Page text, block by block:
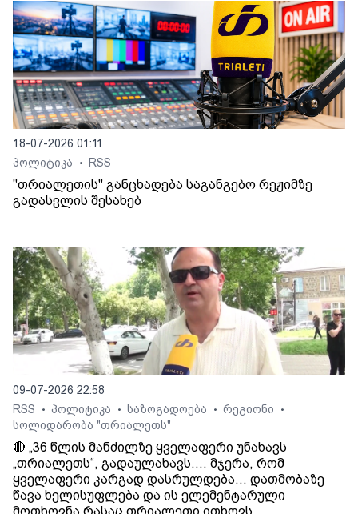
18-07-2026 01:11
პოლიტიკა
• RSS
"თრიალეთის" განცხადება საგანგებო რეჟიმზე
გადასვლის შესახებ
09-07-2026 22:58
RSS
• პოლიტიკა • საზოგადოება • რეგიონი •
სოლიდარობა "თრიალეთს"
🔴 „36 წლის მანძილზე ყველაფერი უნახავს
„თრიალეთს“, გადაულახავს.... მჯერა, რომ
ყველაფერი კარგად დასრულდება... დათმობაზე
წავა ხელისუფლება და ის ელემენტარული